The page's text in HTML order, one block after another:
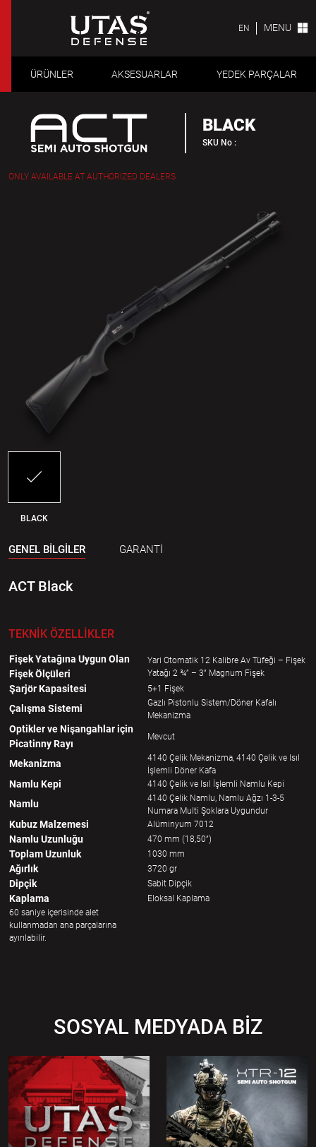
EN MENU
ÜRÜNLER AKSESUARLAR YEDEK PARÇALAR
BLACK
SKU No :
ONLY AVAILABLE AT AUTHORIZED DEALERS
BLACK
GENEL BİLGİLER GARANTİ
ACT Black
TEKNİK ÖZELLİKLER
Fişek Yatağına Uygun Olan
Fişek Ölçüleri
Yari Otomatik 12 Kalibre Av Tüfeği – Fişek
Yatağı 2 ¾” – 3” Magnum Fişek
Şarjör Kapasitesi 5+1 Fişek
Çalışma Sistemi
Gazlı Pistonlu Sistem/Döner Kafalı
Mekanizma
Optikler ve Nişangahlar için
Picatinny Rayı
Mevcut
Mekanizma
4140 Çelik Mekanizma, 4140 Çelik ve Isıl
İşlemli Döner Kafa
Namlu Kepi 4140 Çelik ve Isıl İşlemli Namlu Kepi
Namlu
4140 Çelik Namlu, Namlu Ağzı 1-3-5
Numara Multi Şoklara Uygundur
Kubuz Malzemesi Alüminyum 7012
Namlu Uzunluğu 470 mm (18,50”)
Toplam Uzunluk 1030 mm
Ağırlık 3720 gr
Dipçik Sabit Dipçik
Kaplama
Eloksal Kaplama
60 saniye içerisinde alet
kullanmadan ana parçalarına
ayırılabilir.
SOSYAL MEDYADA BİZ